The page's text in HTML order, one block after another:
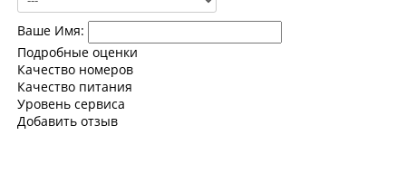
Ваше Имя:
Подробные оценки
Качество номеров
Качество питания
Уровень сервиса
Добавить отзыв